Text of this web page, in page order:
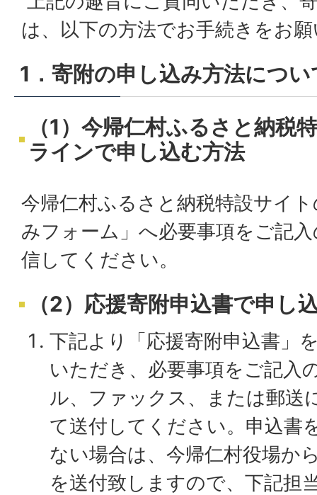
は、以下の方法でお手続きをお
1．寄附の申し込み方法につい
（1）今帰仁村ふるさと納税
ラインで申し込む方法
今帰仁村ふるさと納税特設サイ
みフォーム」へ必要事項をご記
信してください。
（2）応援寄附申込書で申し
下記より「応援寄附申込書」
いただき、必要事項をご記入
ル、ファックス、または郵送
て送付してください。申込書
ない場合は、今帰仁村役場か
を送付致しますので、下記担